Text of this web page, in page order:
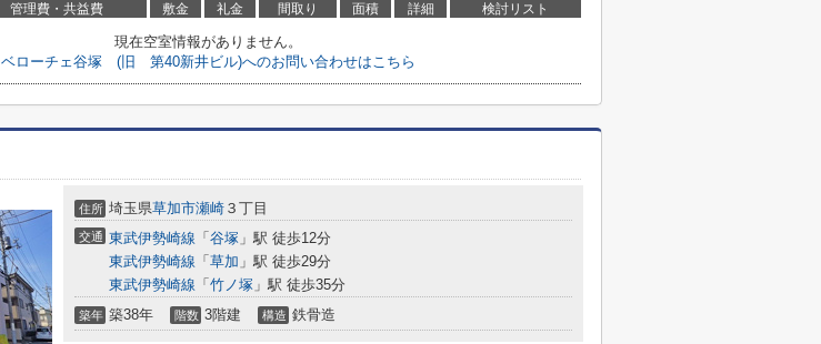
管理費・共益費 敷金 礼金 間取り 面積 詳細 検討リスト
現在空室情報がありません。
ベローチェ谷塚 (旧 第40新井ビル)へのお問い合わせはこちら
住所 埼玉県草加市瀬崎 ３丁目
交通 東武伊勢崎線 「 谷塚 」駅 徒歩12分
東武伊勢崎線 「 草加 」駅 徒歩29分
東武伊勢崎線 「 竹ノ塚 」駅 徒歩35分
築年 築38年 階数 3階建 構造 鉄骨造